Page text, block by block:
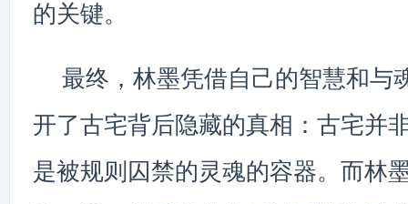
的关键。
最终，林墨凭借自己的智慧和与
开了古宅背后隐藏的真相：古宅并
是被规则囚禁的灵魂的容器。而林